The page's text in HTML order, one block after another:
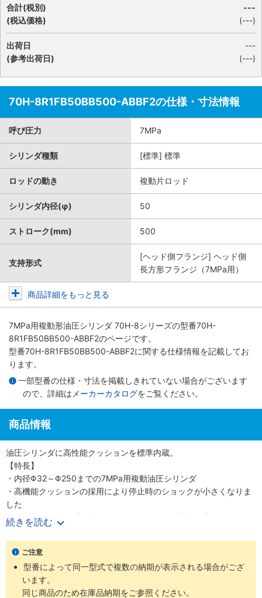
合計(税別)
(税込価格)
---
(---)
出荷日
(参考出荷日)
---
(---)
70H-8R1FB50BB500-ABBF2の仕様・寸法情報
呼び圧力 7MPa
シリンダ種類 [標準] 標準
ロッドの動き 複動片ロッド
シリンダ内径(φ) 50
ストローク(mm) 500
支持形式
[ヘッド側フランジ] ヘッド側
長方形フランジ（7MPa用）
商品詳細をもっと見る
7MPa用複動形油圧シリンダ 70H-8シリーズの型番70H-
8R1FB50BB500-ABBF2のページです。
型番70H-8R1FB50BB500-ABBF2に関する仕様情報を記載してお
ります。
一部型番の仕様・寸法を掲載しきれていない場合がございます
ので、詳細は メーカーカタログをご覧ください。
商品情報
油圧シリンダに高性能クッションを標準内蔵。
【特長】
・内径Φ32～Φ250までの7MPa用複動油圧シリンダ
・高機能クッションの採用により停止時のショックが小さくなりま
した
・クッションバルブの採用により、クッション調整が容易になりま
した
・クッションバルブは、安全対策として、抜け止め機構、およびゆ
るみ止め用ロックナットを採用しました
・バリエーション豊富かつ保全性を良くした、小形スイッチを標準
化しました
続きを読む
ご注意
型番によって同一型式で複数の納期が表示される場合がござ
います。
同じ商品のため在庫品納期をご参照ください。